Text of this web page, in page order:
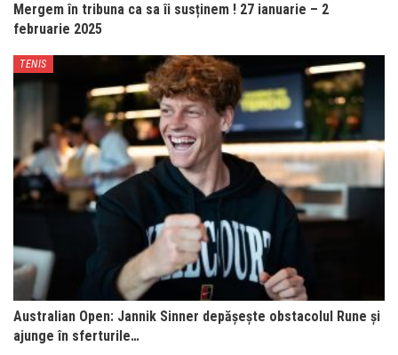
Mergem în tribuna ca sa îi susținem ! 27 ianuarie – 2
februarie 2025
TENIS
Australian Open: Jannik Sinner depășește obstacolul Rune și
ajunge în sferturile…